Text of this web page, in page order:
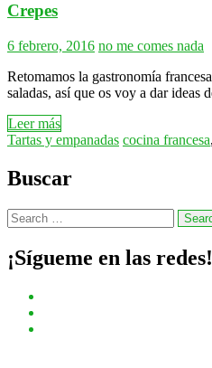
Crepes
6 febrero, 2016 no me comes nada
Retomamos la gastronomía
saladas, así que os voy a dar
Leer más
Tartas y empanadas cocina francesa,
Buscar
¡Sígueme en las redes!